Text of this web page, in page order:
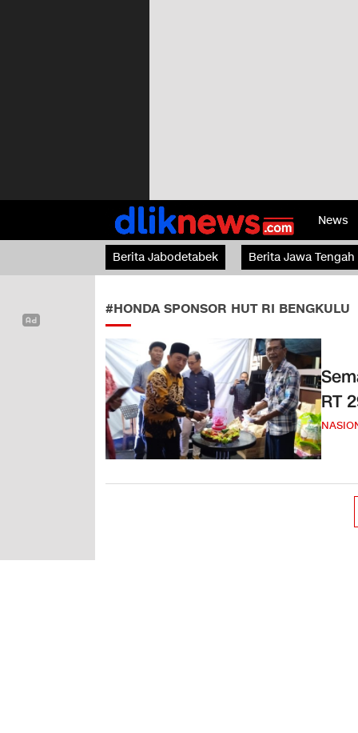
Dliknews.com
dliknews.com – Berita Cepat – Akurat dan
News
Berita Jabodetabek Berita Jawa Tengah
#HONDA SPONSOR HUT RI BENGKULU
RT